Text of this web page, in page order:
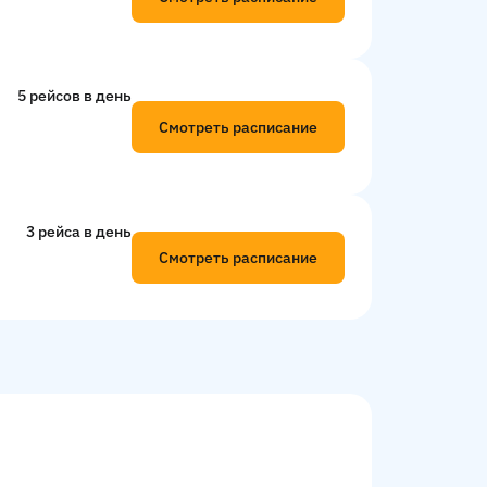
5 рейсов в день
Смотреть расписание
3 рейсa в день
Смотреть расписание